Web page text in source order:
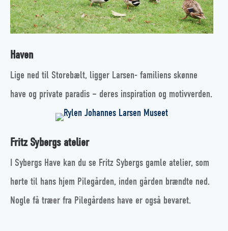
Haven
Lige ned til Storebælt, ligger Larsen- familiens skønne
have og private paradis – deres inspiration og motivverden.
Fritz Sybergs atelier
I Sybergs Have kan du se Fritz Sybergs gamle atelier, som
hørte til hans hjem Pilegården, inden gården brændte ned.
Nogle få træer fra Pilegårdens have er også bevaret.